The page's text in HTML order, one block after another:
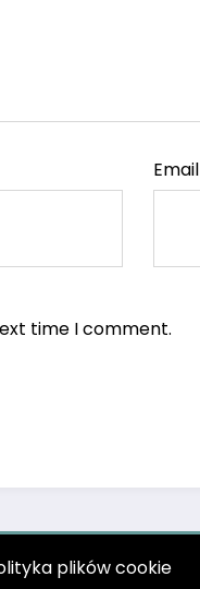
Email
time I comment.
plików cookie